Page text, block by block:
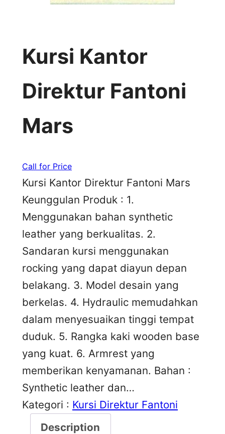
Kursi Kantor
Direktur Fantoni
Mars
Call for Price
Kursi Kantor Direktur Fantoni Mars
Keunggulan Produk : 1.
Menggunakan bahan synthetic
leather yang berkualitas. 2.
Sandaran kursi menggunakan
rocking yang dapat diayun depan
belakang. 3. Model desain yang
berkelas. 4. Hydraulic memudahkan
dalam menyesuaikan tinggi tempat
duduk. 5. Rangka kaki wooden base
yang kuat. 6. Armrest yang
memberikan kenyamanan. Bahan :
Synthetic leather dan…
Kategori : Kursi Direktur Fantoni
Description